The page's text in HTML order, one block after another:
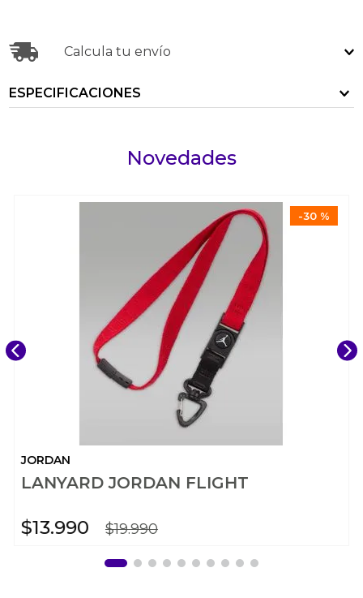
Calcula tu envío
ESPECIFICACIONES
Novedades
-30 %
JORDAN
LANYARD JORDAN FLIGHT
$13.990 $19.990